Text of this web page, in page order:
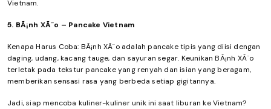
Vietnam.
5. BÃ¡nh XÃ¨o – Pancake Vietnam
Kenapa Harus Coba: BÃ¡nh XÃ¨o adalah pancake tipis yang diisi dengan
daging, udang, kacang tauge, dan sayuran segar. Keunikan BÃ¡nh XÃ¨o
terletak pada tekstur pancake yang renyah dan isian yang beragam,
memberikan sensasi rasa yang berbeda setiap gigitannya.
Jadi, siap mencoba kuliner-kuliner unik ini saat liburan ke Vietnam?